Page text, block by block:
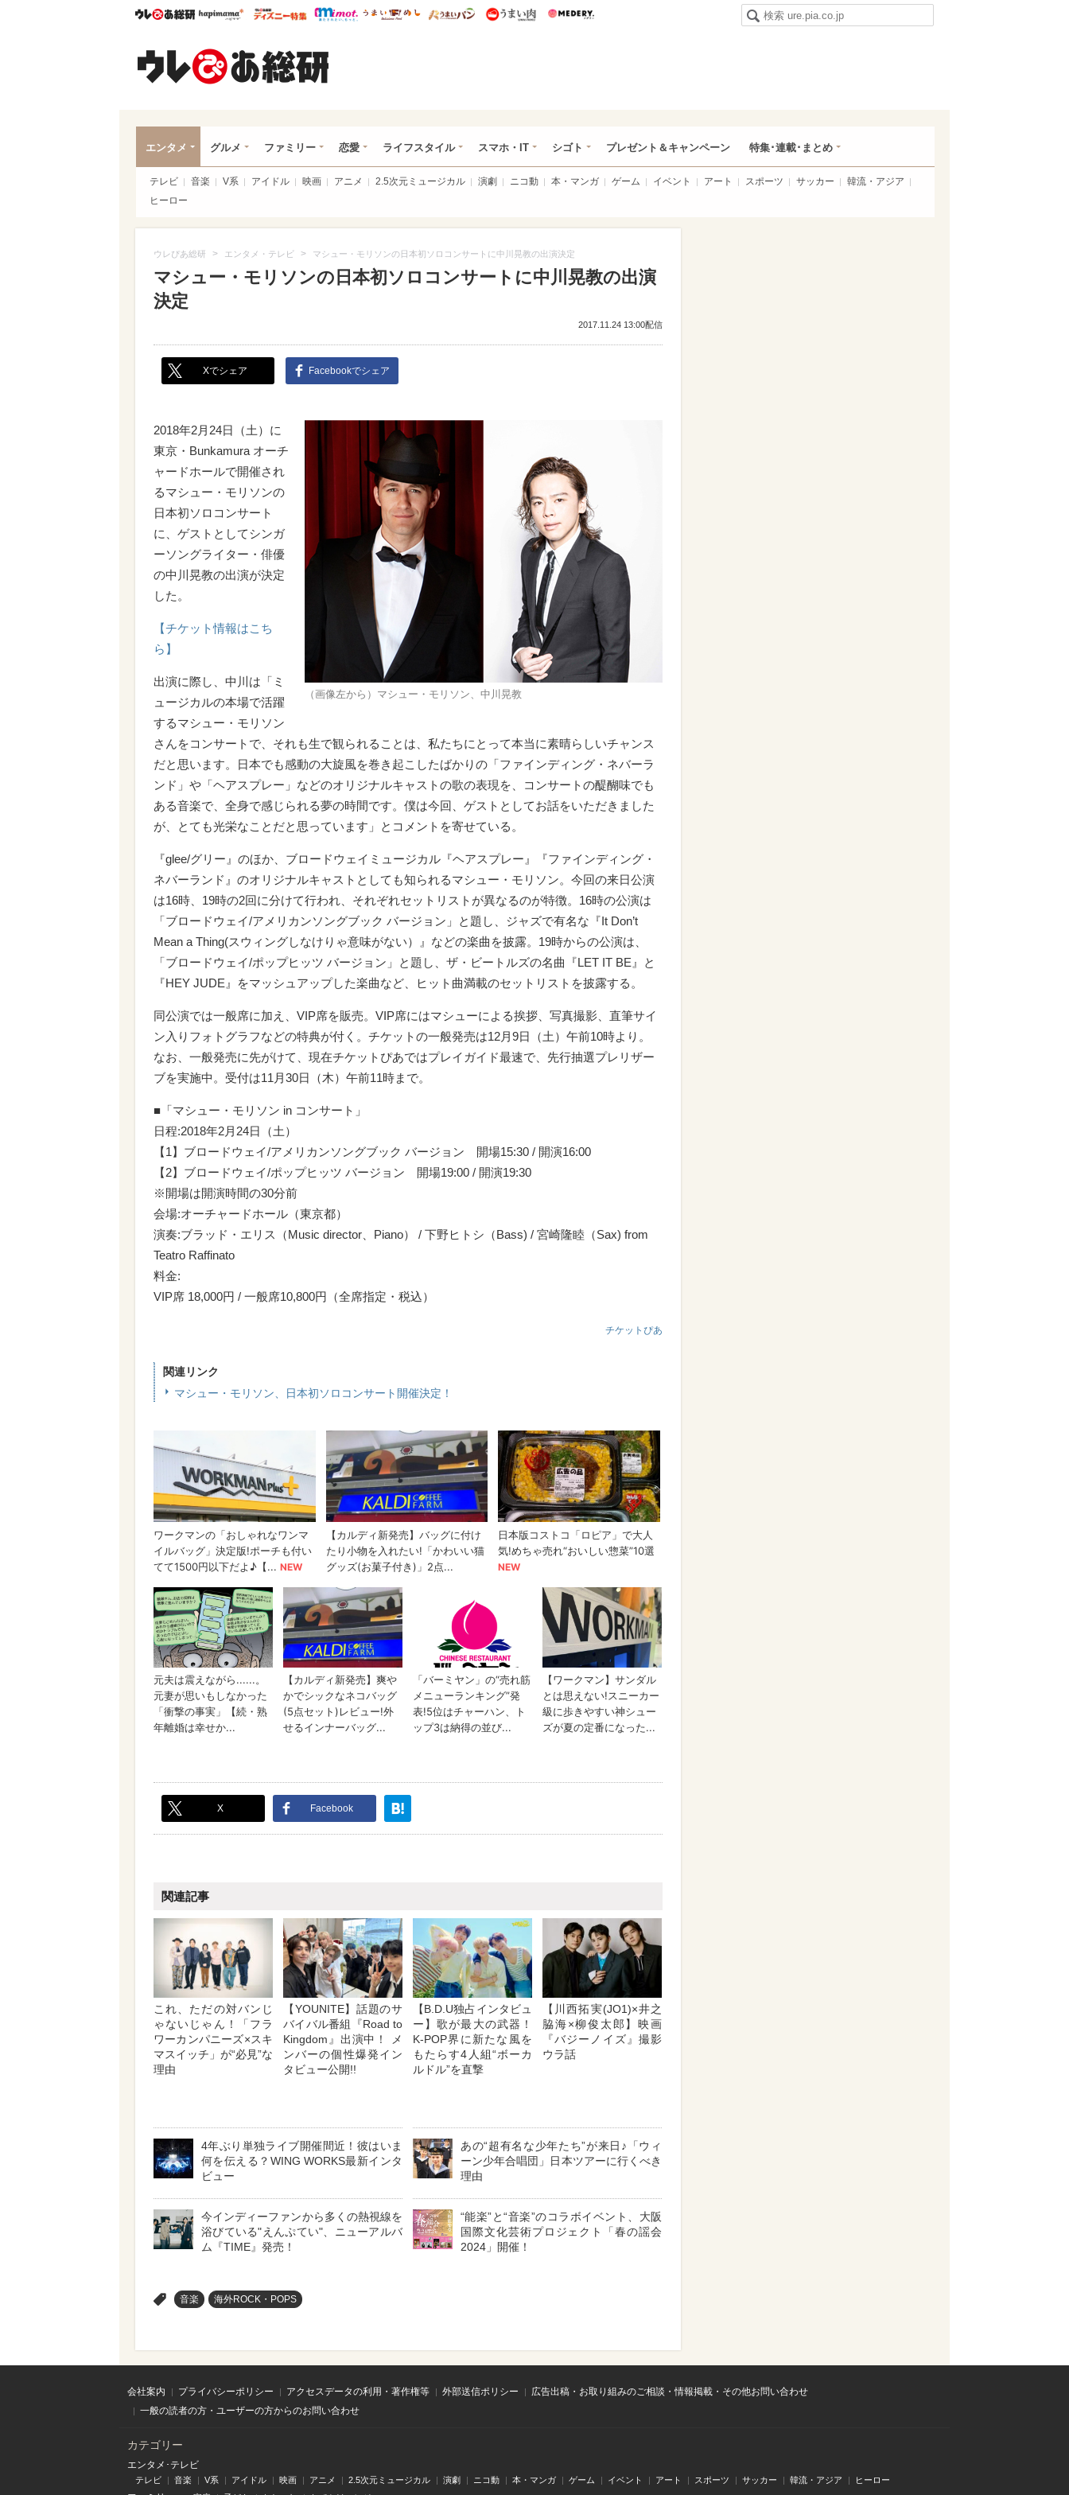
ウレぴあ総研ハピママ* ウレぴあ総研 ディズニー特集
mimot. うまいめし うまいパン うまい肉
エンタメ グルメ ファミリー 恋愛 ライフスタイル スマホ・IT シゴト プレゼント＆キャンペーン 特集･連載･まとめ
テレビ 音楽 V系 アイドル 映画 アニメ 2.5次元ミュージカル 演劇 ニコ動 本・マンガ ゲーム イベント アート スポーツ サッカー
韓流・アジア
ヒーロー
ウレぴあ総研 > エンタメ・テレビ > マシュー・モリソンの日本初ソロコンサートに中川晃教の出演決定
マシュー・モリソンの日本初ソロコンサートに中川晃教の出演
決定
2017.11.24 13:00配信
Xでシェア Facebookでシェア
（画像左から）マシュー・モリソン、中川晃教
2018年2月24日（土）に
東京・Bunkamura オーチ
ャードホールで開催され
るマシュー・モリソンの
日本初ソロコンサート
に、ゲストとしてシンガ
ーソングライター・俳優
の中川晃教の出演が決定
した。
【チケット情報はこち
ら】
出演に際し、中川は「ミ
ュージカルの本場で活躍
するマシュー・モリソン
さんをコンサートで、それも生で観られることは、私たちにとって本当に素晴らしいチャンス
だと思います。日本でも感動の大旋風を巻き起こしたばかりの「ファインディング・ネバーラ
ンド」や「ヘアスプレー」などのオリジナルキャストの歌の表現を、コンサートの醍醐味でも
ある音楽で、全身で感じられる夢の時間です。僕は今回、ゲストとしてお話をいただきました
が、とても光栄なことだと思っています」とコメントを寄せている。
『glee/グリー』のほか、ブロードウェイミュージカル『ヘアスプレー』『ファインディング・
ネバーランド』のオリジナルキャストとしても知られるマシュー・モリソン。今回の来日公演
は16時、19時の2回に分けて行われ、それぞれセットリストが異なるのが特徴。16時の公演は
「ブロードウェイ/アメリカンソングブック バージョン」と題し、ジャズで有名な『It Don’t
Mean a Thing(スウィングしなけりゃ意味がない）』などの楽曲を披露。19時からの公演は、
「ブロードウェイ/ポップヒッツ バージョン」と題し、ザ・ビートルズの名曲『LET IT BE』と
『HEY JUDE』をマッシュアップした楽曲など、ヒット曲満載のセットリストを披露する。
同公演では一般席に加え、VIP席を販売。VIP席にはマシューによる挨拶、写真撮影、直筆サイ
ン入りフォトグラフなどの特典が付く。チケットの一般発売は12月9日（土）午前10時より。
なお、一般発売に先がけて、現在チケットぴあではプレイガイド最速で、先行抽選プレリザー
ブを実施中。受付は11月30日（木）午前11時まで。
■「マシュー・モリソン in コンサート」
日程:2018年2月24日（土）
【1】ブロードウェイ/アメリカンソングブック バージョン 開場15:30 / 開演16:00
【2】ブロードウェイ/ポップヒッツ バージョン 開場19:00 / 開演19:30
※開場は開演時間の30分前
会場:オーチャードホール（東京都）
演奏:ブラッド・エリス（Music director、Piano） / 下野ヒトシ（Bass) / 宮崎隆睦（Sax) from
Teatro Raffinato
料金:
VIP席 18,000円 / 一般席10,800円（全席指定・税込）
チケットぴあ
関連リンク
マシュー・モリソン、日本初ソロコンサート開催決定！
X Facebook
関連記事
これ、ただの対バンじ
ゃないじゃん！「フラ
ワーカンパニーズ×スキ
マスイッチ」が“必見”な
理由
【YOUNITE】話題のサ
バイバル番組『Road to
Kingdom』出演中！ メ
ンバーの個性爆発イン
タビュー公開!!
【B.D.U独占インタビュ
ー】歌が最大の武器！
K-POP界に新たな風を
もたらす4人組“ボーカ
ルドル”を直撃
【川西拓実(JO1)×井之
脇海×柳俊太郎】映画
『バジーノイズ』撮影
ウラ話
4年ぶり単独ライブ開催間近！彼はいま
何を伝える？WING WORKS最新インタ
ビュー
あの“超有名な少年たち”が来日♪「ウィ
ーン少年合唱団」日本ツアーに行くべき
理由
今インディーファンから多くの熱視線を
浴びている"えんぷてい"、ニューアルバ
ム『TIME』発売！
“能楽”と“音楽”のコラボイベント、大阪
国際文化芸術プロジェクト「春の謡会
2024」開催！
音楽 海外ROCK・POPS
会社案内 プライバシーポリシー アクセスデータの利用・著作権等 外部送信ポリシー
広告出稿・お取り組みのご相談・情報掲載・その他お問い合わせ
一般の読者の方・ユーザーの方からのお問い合わせ
カテゴリー
エンタメ･テレビ
テレビ 音楽 V系 アイドル 映画 アニメ 2.5次元ミュージカル 演劇 ニコ動 本・マンガ ゲーム イベント アート スポーツ サッカー 韓流・アジア ヒーロー